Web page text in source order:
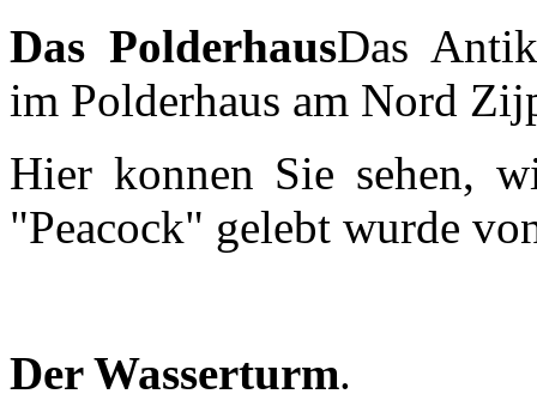
Das PolderhausDas
im Polderhaus am Nord
Hier konnen Sie sehen,
"Peacock" gelebt wurde
Der Wasserturm.